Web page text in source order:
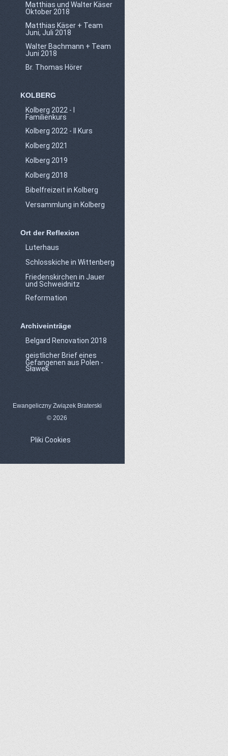
Matthias und Walter Käser
Oktober 2018
Matthias Käser + Team
Juni, Juli 2018
Walter Bachmann + Team
Juni 2018
Br. Thomas Hörer
KOLBERG
Kolberg 2022 - I
Familienkurs
Kolberg 2022 - II Kurs
Kolberg 2021
Kolberg 2019
Kolberg 2018
Bibelfreizeit in Kolberg
Versammlung in Kolberg
Ort der Reflexion
Luterhaus
Schlosskiche in Wittenberg
Friedenskirchen in Jauer
und Schweidnitz
Reformation
Archiveinträge
Belgard Renovation 2018
geistlicher Brief eines
Gefangenen aus Polen -
Sławek
Ewangeliczny Związek Braterski
© 2026
Pliki Cookies